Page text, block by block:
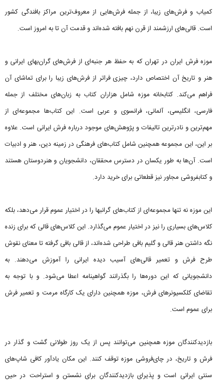
کمیاب و فرش‌های زیبا، از جمله فرش‌هایی از معروف‌ترین مراکز بافندگی کشور
است. قالی‌های ارزشمند از قرن نهم بافته شده‌اند و قدمت آن تا به امروز است.
موزه فرش ایران در تهران که به حفظ هر جنبه‌ای از فرش‌های گران‌بهای ایرانی و
هنر و تاریخ آن اختصاص دارد، چیزی فراتر از فرش‌های زیبا را برای تماشای آن
فراهم می‌کند. کتابخانه موزه شامل هزاران کتاب به زبان‌های مختلف از جمله
فارسی، انگلیسی، آلمانی، فرانسوی و عربی است. این کتاب‌ها مجموعه‌ای از
مهم‌ترین و نادرترین تالیفات و پژوهش‌های موجود درباره فرش ایرانی است. علاوه
بر این، این مجموعه همچنین شامل کتاب‌های فرهنگی در زمینه دین، هنر و ادبیات
است. آن‌ها به طور یکسان در دسترس محققان، دانشجویان و هنردوستان هستند
و کتابفروشی مجاور نیز قطعاتی برای خرید دارد.
این موزه نه تنها مجموعه‌ای از کتاب‌های گرانبها را در اختیار عموم قرار می‌دهد، بلکه
کلاس‌های بسیاری را نیز در اختیار عموم می‌گذارد. این کلاس‌های قالی که برای زنده
نگه داشتن هنر قالی و گلیم بافی طراحی شده‌اند، از قالی بافی گرفته تا معنای نقوش
طرح فرش و تعمیر قالی‌های آسیب دیده ایرانی را آموزش می‌دهند. به
دانشجویانی که این دوره‌ها را بگذرانند گواهینامه اعطا می‌شود. و با توجه به
تقاضای کلکسیونرهای فرش، موزه همچنین دارای یک کارگاه مرمت و تعمیر فرش
برای عموم است.
بازدیدکنندگان موزه همچنین می‌توانند پس از یک روز طولانی گشت و گذار در
فرش و تاریخ، در چای‌فروشی موزه توقف کنند. این مکان یادآور کافی شاپ‌های
سنتی ایرانی است و پذیرای بازدیدکنندگان برای نشستن و استراحت در حین